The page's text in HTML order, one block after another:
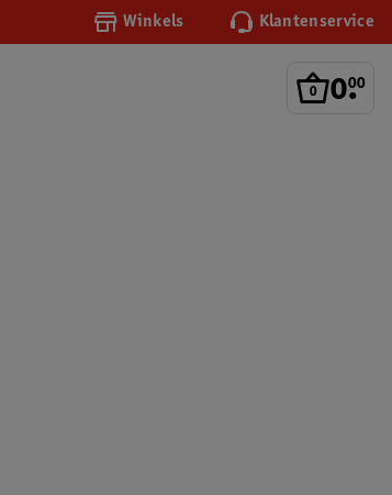
Winkels Klantenservice
0.
00